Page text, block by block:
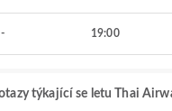
- 19:00
týkající se letu Thai